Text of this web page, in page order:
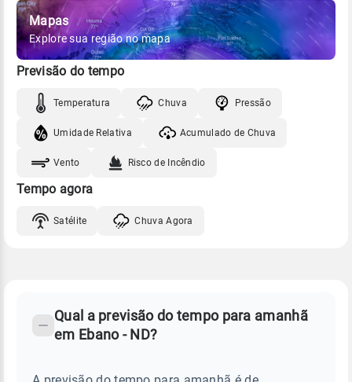
Mapas
Explore sua região no mapa
Previsão do tempo
Temperatura Chuva Pressão
Umidade Relativa Acumulado de Chuva
Vento Risco de Incêndio
Tempo agora
Satélite Chuva Agora
Perguntas
Qual a previsão do tempo para amanhã
em Ebano - ND?